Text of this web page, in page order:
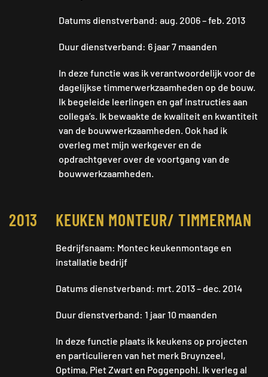
Datums dienstverband: aug. 2006 – feb. 2013
Duur dienstverband: 6 jaar 7 maanden
In deze functie was ik verantwoordelijk voor de
dagelijkse timmerwerkzaamheden op de bouw.
Ik begeleide leerlingen en gaf instructies aan
collega’s. Ik bewaakte de kwaliteit en kwantiteit
van de bouwwerkzaamheden. Ook had ik
overleg met mijn werkgever en de
opdrachtgever over de voortgang van de
bouwwerkzaamheden.
2013 KEUKEN MONTEUR/ TIMMERMAN
Bedrijfsnaam: Montec keukenmontage en
installatie bedrijf
Datums dienstverband: mrt. 2013 – dec. 2014
Duur dienstverband: 1 jaar 10 maanden
In deze functie plaats ik keukens op projecten
en particulieren van het merk Bruynzeel,
Optima, Piet Zwart en Poggenpohl. Ik verleg al